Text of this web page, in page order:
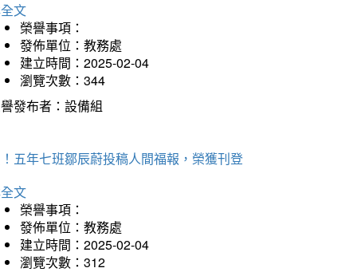
文
榮譽事項：
發佈單位：教務處
建立時間：2025-02-04
瀏覽次數：344
發布者：設備組
五年七班鄒辰蔚投稿人間福報，榮獲刊登
文
榮譽事項：
發佈單位：教務處
建立時間：2025-02-04
瀏覽次數：312